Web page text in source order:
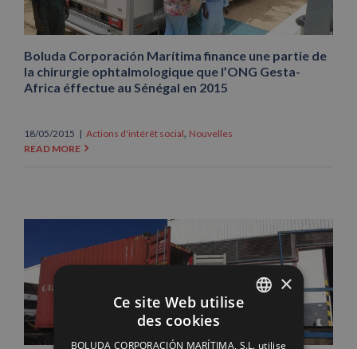
Boluda Corporación Marítima finance une partie de
la chirurgie ophtalmologique que l’ONG Gesta-
Africa éffectue au Sénégal en 2015
18/05/2015 | Actions d'intérêt social, Nouvelles
READ MORE
×
Ce site Web utilise
des cookies
BOLUDA CORPORACIÓN MARÍTIMA, S.L. utilise